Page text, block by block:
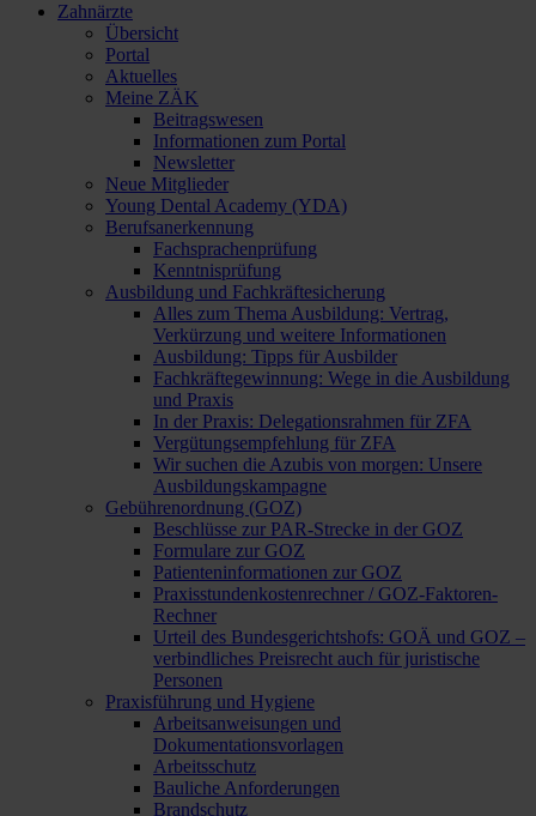
Zahnärzte
Übersicht
Portal
Aktuelles
Meine ZÄK
Beitragswesen
Informationen zum Portal
Newsletter
Neue Mitglieder
Young Dental Academy (YDA)
Berufsanerkennung
Fachsprachenprüfung
Kenntnisprüfung
Ausbildung und Fachkräftesicherung
Alles zum Thema Ausbildung: Vertrag,
Verkürzung und weitere Informationen
Ausbildung: Tipps für Ausbilder
Fachkräftegewinnung: Wege in die Ausbildung
und Praxis
In der Praxis: Delegationsrahmen für ZFA
Vergütungsempfehlung für ZFA
Wir suchen die Azubis von morgen: Unsere
Ausbildungskampagne
Gebührenordnung (GOZ)
Beschlüsse zur PAR-Strecke in der GOZ
Formulare zur GOZ
Patienteninformationen zur GOZ
Praxisstundenkostenrechner / GOZ-Faktoren-
Rechner
Urteil des Bundesgerichtshofs: GOÄ und GOZ –
verbindliches Preisrecht auch für juristische
Personen
Praxisführung und Hygiene
Arbeitsanweisungen und
Dokumentationsvorlagen
Arbeitsschutz
Bauliche Anforderungen
Brandschutz